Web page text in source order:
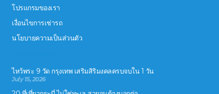
โปรแกรมของเรา
เงื่อนไขการเช่ารถ
นโยบายความเป็นส่วนตัว
ไหว้พระ 9 วัด กรุงเทพ เสริมสิริมงคลครบจบใน 1 วัน
July 15, 2026